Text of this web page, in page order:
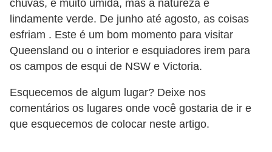
chuvas, e muito úmida, mas a natureza é
lindamente verde. De junho até agosto, as coisas
esfriam . Este é um bom momento para visitar
Queensland ou o interior e esquiadores irem para
os campos de esqui de NSW e Victoria.
Esquecemos de algum lugar? Deixe nos
comentários os lugares onde você gostaria de ir e
que esquecemos de colocar neste artigo.